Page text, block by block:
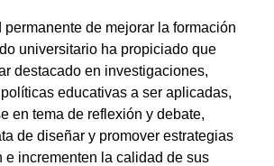
permanente de mejorar la formación
universitario ha propiciado que
destacado en investigaciones,
educativas a ser aplicadas,
en tema de reflexión y debate,
de diseñar y promover estrategias
e incrementen la calidad de sus